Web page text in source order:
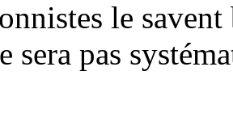
le
sera pas